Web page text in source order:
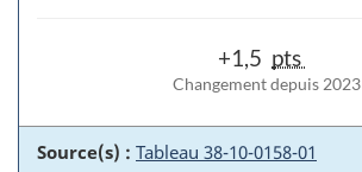
+1,5 pts
Changement depuis 2023
Source(s) : Tableau 38-10-0158-01